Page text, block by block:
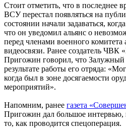
Стоит отметить, что в последнее
ВСУ перестал появляться на
состоянии начали задаваться,
что он уведомил альянс о
перед членами военного комитета
видеосвязи. Ранее создатель ЧВК
Пригожин говорил, что Залужный
результате работы его отряда:
когда был в зоне досягаемости
мероприятий».
Напомним, ранее газета
Пригожин дал большое интервью,
то, как проводится спецоперация.